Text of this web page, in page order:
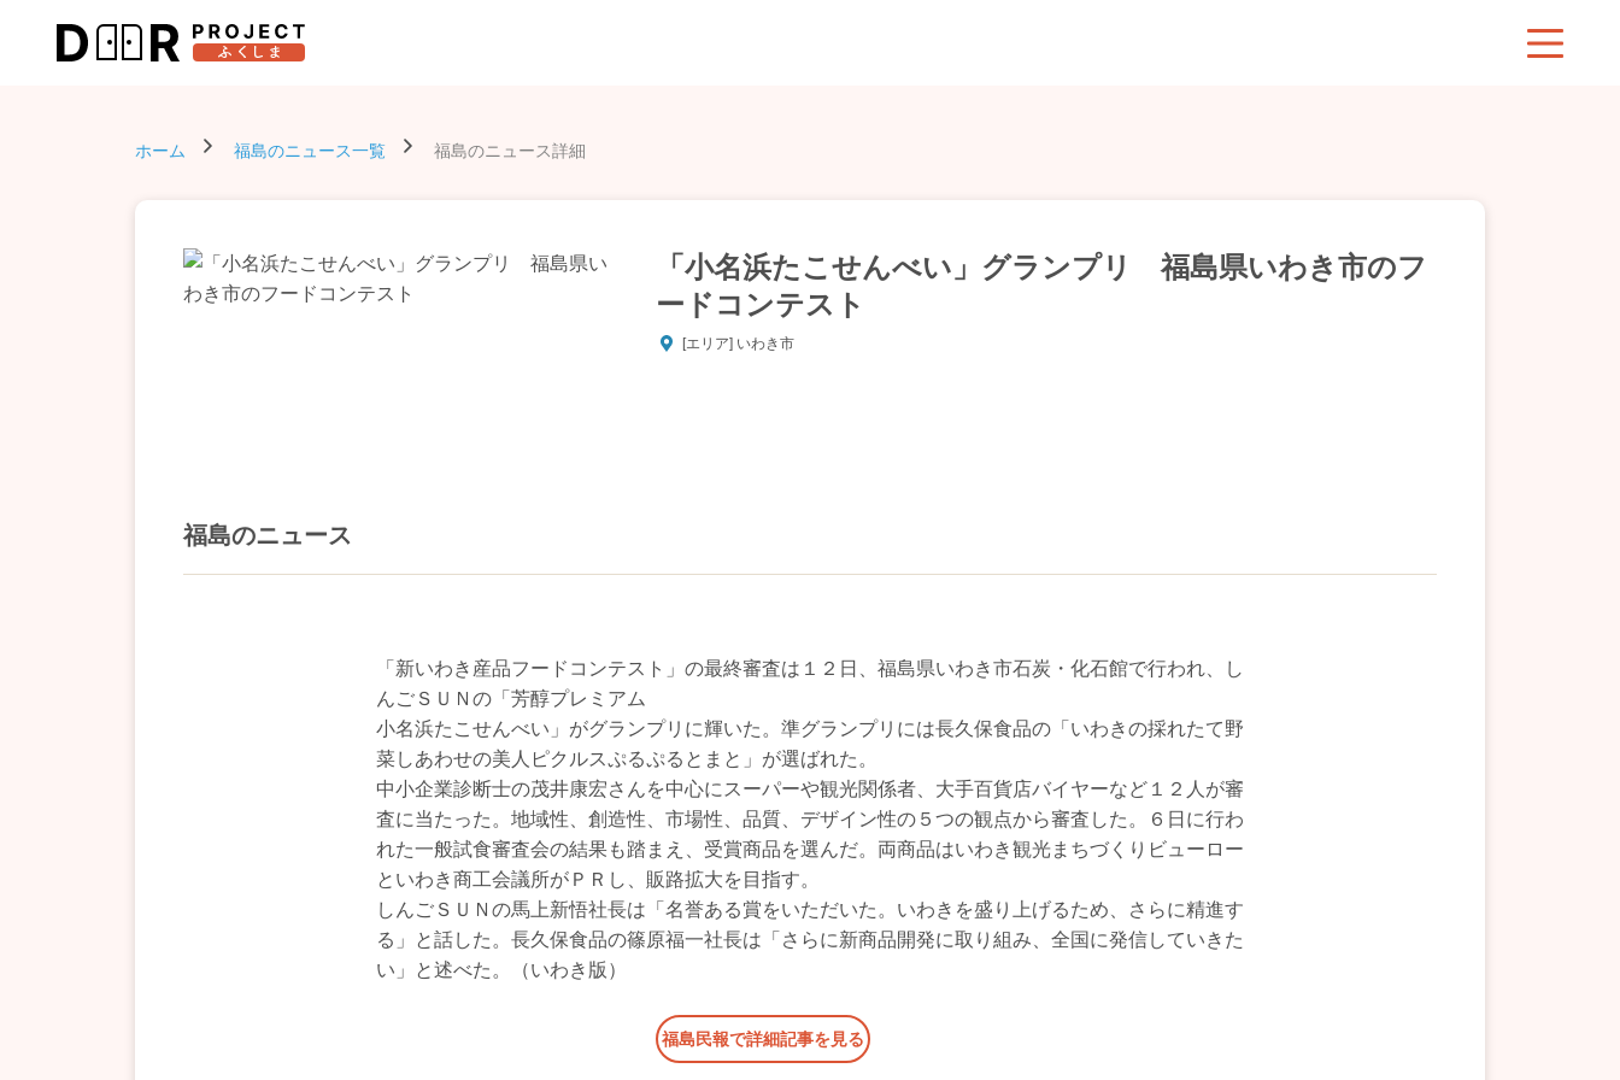
ホーム 福島のニュース一覧 福島のニュース詳細
「小名浜たこせんべい」グランプリ 福島県いわき市のフ
ードコンテスト
[エリア] いわき市
福島のニュース
「新いわき産品フードコンテスト」の最終審査は１２日、福島県いわき市石炭・化石館で行われ、し
んごＳＵＮの「芳醇プレミアム
小名浜たこせんべい」がグランプリに輝いた。準グランプリには長久保食品の「いわきの採れたて野
菜しあわせの美人ピクルスぷるぷるとまと」が選ばれた。
中小企業診断士の茂井康宏さんを中心にスーパーや観光関係者、大手百貨店バイヤーなど１２人が審
査に当たった。地域性、創造性、市場性、品質、デザイン性の５つの観点から審査した。６日に行わ
れた一般試食審査会の結果も踏まえ、受賞商品を選んだ。両商品はいわき観光まちづくりビューロー
といわき商工会議所がＰＲし、販路拡大を目指す。
しんごＳＵＮの馬上新悟社長は「名誉ある賞をいただいた。いわきを盛り上げるため、さらに精進す
る」と話した。長久保食品の篠原福一社長は「さらに新商品開発に取り組み、全国に発信していきた
い」と述べた。（いわき版）
福島民報で詳細記事を見る